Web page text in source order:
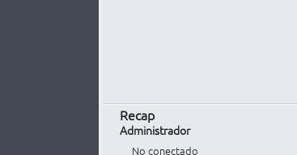
Recap
Administrador
No conectado